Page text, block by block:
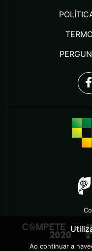
Ao continuar a